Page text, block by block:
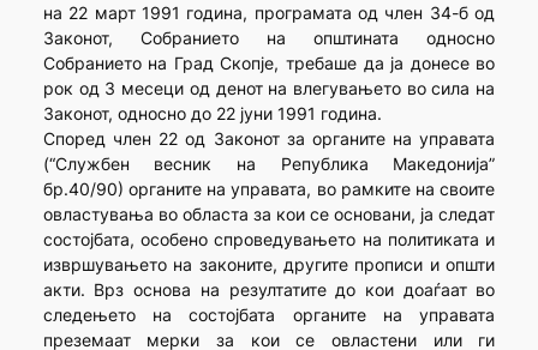
на 22 март 1991 година, програмата од член 34-б од
Законот, Собранието на општината односно
Собранието на Град Скопје, требаше да ја донесе во
рок од 3 месеци од денот на влегувањето во сила на
Законот, односно до 22 јуни 1991 година.
Според член 22 од Законот за органите на управата
(“Службен весник на Република Македонија”
бр.40/90) органите на управата, во рамките на своите
овластувања во областа за кои се основани, ја следат
состојбата, особено спроведувањето на политиката и
извршувањето на законите, другите прописи и општи
акти. Врз основа на резултатите до кои доаѓаат во
следењето на состојбата органите на управата
преземаат мерки за кои се овластени или ги